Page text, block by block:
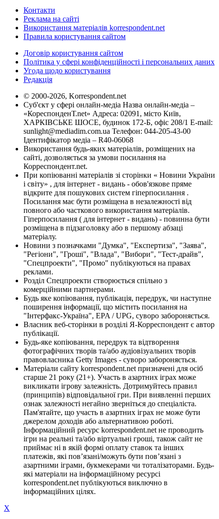
Контакти
Реклама на сайті
Використання матеріалів korrespondent.net
Правила користування сайтом
Договір користування сайтом
Політика у сфері конфіденційності і персональних даних
Угода щодо користування
Редакція
© 2000-2026, Korrespondent.net
Суб'єкт у сфері онлайн-медіа Назва онлайн-медіа –
«КореспонденТ.net» Адреса: 02091, місто Київ,
ХАРКІВСЬКЕ ШОСЕ, будинок 172-Б, офіс 208/1 E-mail:
sunlight@mediadim.com.ua Телефон: 044-205-43-00
Ідентифікатор медіа – R40-06068
Використання будь-яких матеріалів, розміщених на
сайті, дозволяється за умови посилання на
Корреспондент.net.
При копіюванні матеріалів зі сторінки « Новини України
і світу» , для інтернет - видань - обов'язкове пряме
відкрите для пошукових систем гіперпосилання .
Посилання має бути розміщена в незалежності від
повного або часткового використання матеріалів.
Гіперпосилання ( для інтернет - видань) - повинна бути
розміщена в підзаголовку або в першому абзаці
матеріалу.
Новини з позначками "Думка", "Експертиза", "Заява",
"Регіони", "Гроші", "Влада", "Вибори", "Тест-драйв",
"Спецпроекти", "Промо" публікуються на правах
реклами.
Розділ Спецпроекти створюється спільно з
комерційними партнерами.
Будь яке копіювання, публікація, передрук, чи наступне
поширення інформації, що містить посилання на
"Інтерфакс-Україна", EPA / UPG, суворо забороняється.
Власник веб-сторінки в розділі Я-Корреспондент є автор
публікації.
Будь-яке копіювання, передрук та відтворення
фотографічних творів та/або аудіовізуальних творів
правовласника Getty Images - суворо забороняється.
Матеріали сайту korrespondent.net призначені для осіб
старше 21 року (21+). Участь в азартних іграх може
викликати ігрову залежність. Дотримуйтесь правил
(принципів) відповідальної гри. При виявленні перших
ознак залежності негайно зверніться до спеціаліста.
Пам'ятайте, що участь в азартних іграх не може бути
джерелом доходів або альтернативою роботі.
Інформаційний ресурс korrespondent.net не проводить
ігри на реальні та/або віртуальні гроші, також сайт не
приймає ні в якій формі оплату ставок та інших
платежів, які пов’язані/можуть бути пов’язані з
азартними іграми, букмекерами чи тоталізаторами. Будь-
які матеріали на інформаційному ресурсі
korrespondent.net публікуються виключно в
інформаційних цілях.
X